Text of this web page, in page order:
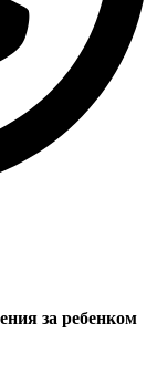
за ребенком